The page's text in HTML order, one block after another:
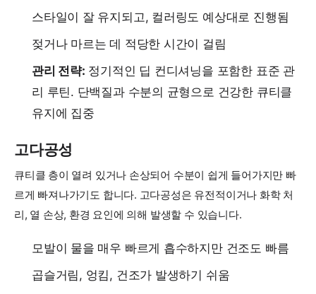
스타일이 잘 유지되고, 컬러링도 예상대로 진행됨
젖거나 마르는 데 적당한 시간이 걸림
관리 전략: 정기적인 딥 컨디셔닝을 포함한 표준 관
리 루틴. 단백질과 수분의 균형으로 건강한 큐티클
유지에 집중
고다공성
큐티클 층이 열려 있거나 손상되어 수분이 쉽게 들어가지만 빠
르게 빠져나가기도 합니다. 고다공성은 유전적이거나 화학 처
리, 열 손상, 환경 요인에 의해 발생할 수 있습니다.
모발이 물을 매우 빠르게 흡수하지만 건조도 빠름
곱슬거림, 엉킴, 건조가 발생하기 쉬움